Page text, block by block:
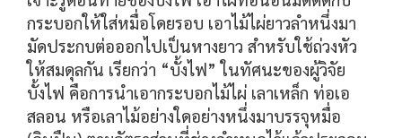
กระบอกให้ใส่หมื่อโดยรอบ เอาไม้ไผ่ยาวลำหนึ่งมา
มัดประกบต่อออกไปเป็นหางยาว สำหรับใช้ถ่วงหัว
ให้สมดุลกัน เรียกว่า “บั้งไฟ” ในทัศนะของผู้วิจัย
บั้งไฟ คือการนำเอากระบอกไม้ไผ่ เลาเหล็ก ท่อเอ
สลอน หรือเลาไม้อย่างใดอย่างหนึ่งมาบรรจุหมื่อ